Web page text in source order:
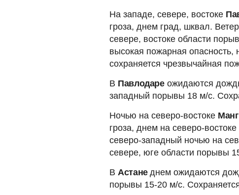
На западе, севере, востоке
гроза, днем град, шквал.
севере, востоке области
высокая пожарная опасность,
сохраняется чрезвычайная
В Павлодареожидаются
западный порывы 18 м/с.
Ночью на северо-востоке
гроза, днем на северо-
северо-западный ночью на
севере, юге области порывы
В Астанеднем ожидаются
порывы 15-20 м/с.